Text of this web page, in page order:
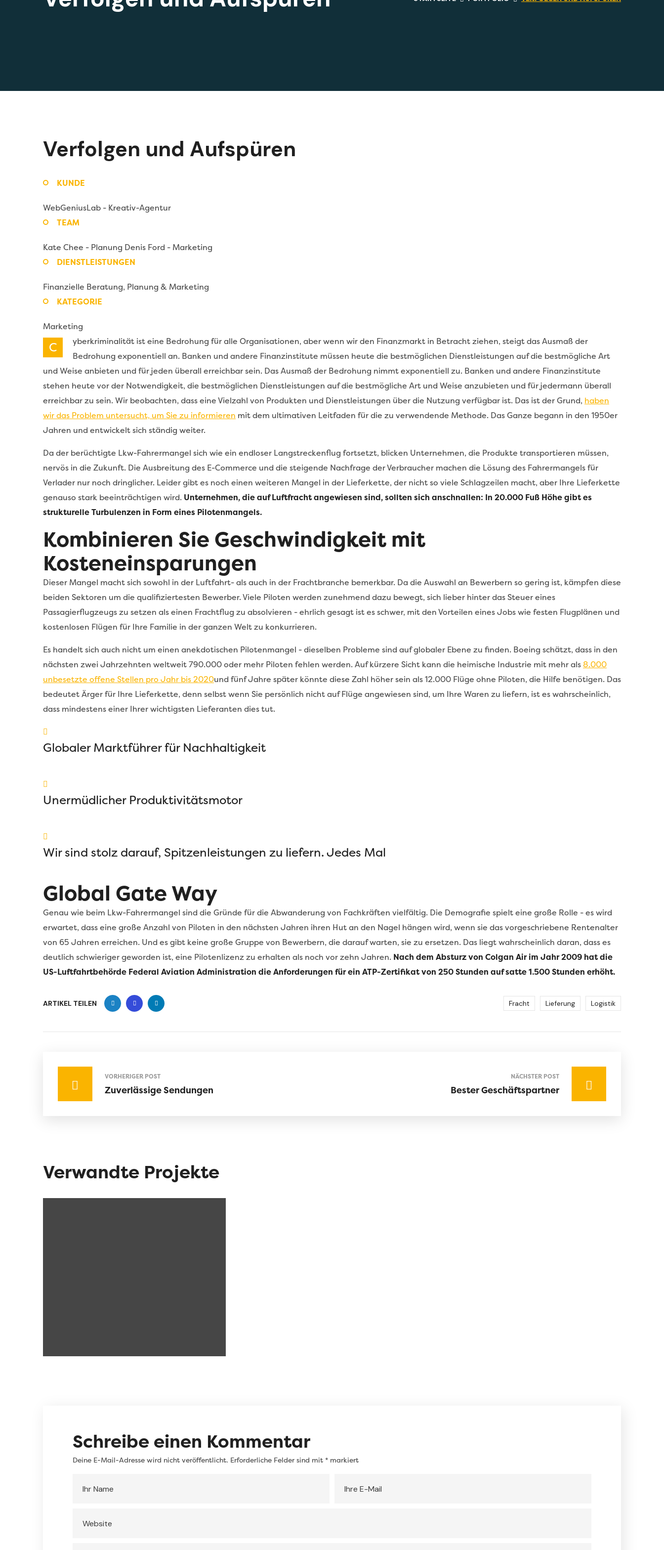
Verfolgen und Aufspüren
KUNDE
WebGeniusLab - Kreativ-Agentur
TEAM
Kate Chee - Planung Denis Ford - Marketing
DIENSTLEISTUNGEN
Finanzielle Beratung, Planung & Marketing
KATEGORIE
Marketing
C
yberkriminalität ist eine Bedrohung für alle Organisationen, aber wenn wir den Finanzmarkt in Betracht ziehen, steigt das Ausmaß der
Bedrohung exponentiell an. Banken und andere Finanzinstitute müssen heute die bestmöglichen Dienstleistungen auf die bestmögliche Art
und Weise anbieten und für jeden überall erreichbar sein. Das Ausmaß der Bedrohung nimmt exponentiell zu. Banken und andere Finanzinstitute
stehen heute vor der Notwendigkeit, die bestmöglichen Dienstleistungen auf die bestmögliche Art und Weise anzubieten und für jedermann überall
erreichbar zu sein. Wir beobachten, dass eine Vielzahl von Produkten und Dienstleistungen über die Nutzung verfügbar ist. Das ist der Grund, haben
wir das Problem untersucht, um Sie zu informieren mit dem ultimativen Leitfaden für die zu verwendende Methode. Das Ganze begann in den 1950er
Jahren und entwickelt sich ständig weiter.
Da der berüchtigte Lkw-Fahrermangel sich wie ein endloser Langstreckenflug fortsetzt, blicken Unternehmen, die Produkte transportieren müssen,
nervös in die Zukunft. Die Ausbreitung des E-Commerce und die steigende Nachfrage der Verbraucher machen die Lösung des Fahrermangels für
Verlader nur noch dringlicher. Leider gibt es noch einen weiteren Mangel in der Lieferkette, der nicht so viele Schlagzeilen macht, aber Ihre Lieferkette
genauso stark beeinträchtigen wird. Unternehmen, die auf Luftfracht angewiesen sind, sollten sich anschnallen: In 20.000 Fuß Höhe gibt es
strukturelle Turbulenzen in Form eines Pilotenmangels.
Kombinieren Sie Geschwindigkeit mit
Kosteneinsparungen
Dieser Mangel macht sich sowohl in der Luftfahrt- als auch in der Frachtbranche bemerkbar. Da die Auswahl an Bewerbern so gering ist, kämpfen diese
beiden Sektoren um die qualifiziertesten Bewerber. Viele Piloten werden zunehmend dazu bewegt, sich lieber hinter das Steuer eines
Passagierflugzeugs zu setzen als einen Frachtflug zu absolvieren - ehrlich gesagt ist es schwer, mit den Vorteilen eines Jobs wie festen Flugplänen und
kostenlosen Flügen für Ihre Familie in der ganzen Welt zu konkurrieren.
Es handelt sich auch nicht um einen anekdotischen Pilotenmangel - dieselben Probleme sind auf globaler Ebene zu finden. Boeing schätzt, dass in den
nächsten zwei Jahrzehnten weltweit 790.000 oder mehr Piloten fehlen werden. Auf kürzere Sicht kann die heimische Industrie mit mehr als8.000
unbesetzte offene Stellen pro Jahr bis 2020und fünf Jahre später könnte diese Zahl höher sein als 12.000 Flüge ohne Piloten, die Hilfe benötigen. Das
bedeutet Ärger für Ihre Lieferkette, denn selbst wenn Sie persönlich nicht auf Flüge angewiesen sind, um Ihre Waren zu liefern, ist es wahrscheinlich,
dass mindestens einer Ihrer wichtigsten Lieferanten dies tut.
Globaler Marktführer für Nachhaltigkeit
Unermüdlicher Produktivitätsmotor
Wir sind stolz darauf, Spitzenleistungen zu liefern. Jedes Mal
Global Gate Way
Genau wie beim Lkw-Fahrermangel sind die Gründe für die Abwanderung von Fachkräften vielfältig. Die Demografie spielt eine große Rolle - es wird
erwartet, dass eine große Anzahl von Piloten in den nächsten Jahren ihren Hut an den Nagel hängen wird, wenn sie das vorgeschriebene Rentenalter
von 65 Jahren erreichen. Und es gibt keine große Gruppe von Bewerbern, die darauf warten, sie zu ersetzen. Das liegt wahrscheinlich daran, dass es
deutlich schwieriger geworden ist, eine Pilotenlizenz zu erhalten als noch vor zehn Jahren. Nach dem Absturz von Colgan Air im Jahr 2009 hat die
US-Luftfahrtbehörde Federal Aviation Administration die Anforderungen für ein ATP-Zertifikat von 250 Stunden auf satte 1.500 Stunden erhöht.
ARTIKEL TEILEN Fracht Lieferung Logistik
VORHERIGER POST
Zuverlässige Sendungen
NÄCHSTER POST
Bester Geschäftspartner
Verwandte Projekte
Schreibe einen Kommentar
Deine E-Mail-Adresse wird nicht veröffentlicht. Erforderliche Felder sind mit * markiert